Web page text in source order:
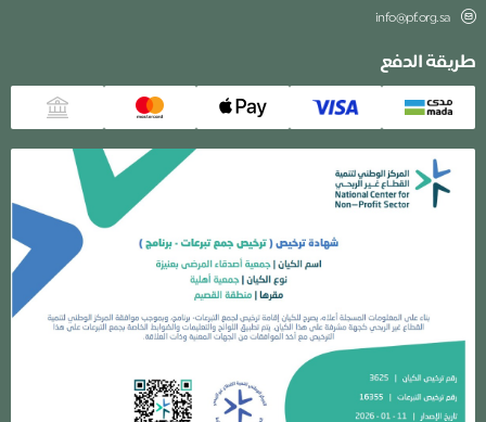
info@pf.org.sa
طريقة الدفع